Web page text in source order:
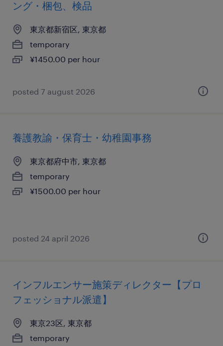
ング・梱包、検品
東京都新宿区, 東京都
temporary
¥1450.00 per hour
posted 7 august 2026
養護教諭・保育士・幼稚園事務
東京都府中市, 東京都
temporary
¥1500.00 per hour
posted 24 april 2026
インフルエンサー施策ディレクター【プロ
フェッショナル派遣】
東京23区, 東京都
temporary